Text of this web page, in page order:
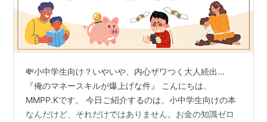
💸小中学生向け？いやいや、内心ザワつく大人続出…
『俺のマネースキルが爆上げな件』 こんにちは、
MMPP.Kです。 今日ご紹介するのは、小中学生向けの本
なんだけど、それだけではありません。お金の知識ゼロ